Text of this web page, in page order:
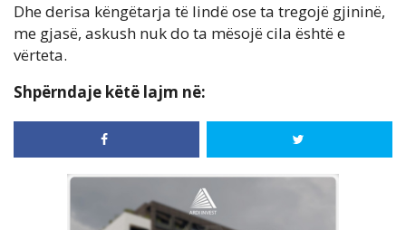
Dhe derisa këngëtarja të lindë ose ta tregojë gjininë,
me gjasë, askush nuk do ta mësojë cila është e
vërteta.
Shpërndaje këtë lajm në: